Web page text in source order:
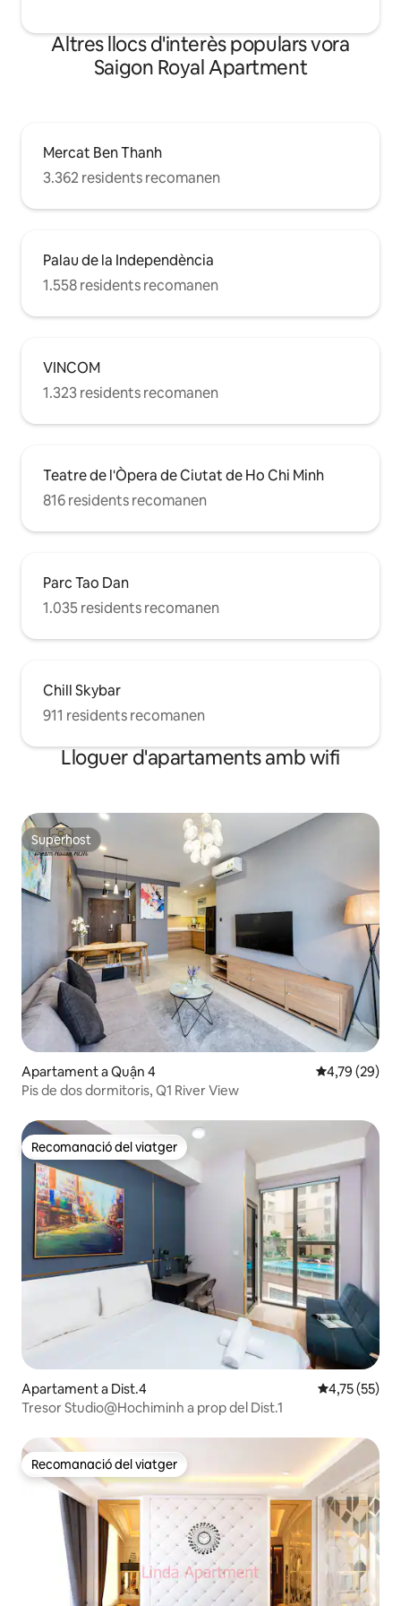
Altres llocs d'interès populars vora
Saigon Royal Apartment
Mercat Ben Thanh
3.362 residents recomanen
Palau de la Independència
1.558 residents recomanen
VINCOM
1.323 residents recomanen
Teatre de l'Òpera de Ciutat de Ho Chi Minh
816 residents recomanen
Parc Tao Dan
1.035 residents recomanen
Chill Skybar
911 residents recomanen
Lloguer d'apartaments amb wifi
Superhost
Superhost
Apartament a Quận 4 4,79 de
4,79 (29)
Pis de dos dormitoris, Q1 River View
Recomanació del viatger
Recomanació del viatger
Apartament a Dist.4 4,75 de
4,75 (55)
Tresor Studio@Hochiminh a prop del Dist.1
Recomanació del viatger
Recomanació del viatger